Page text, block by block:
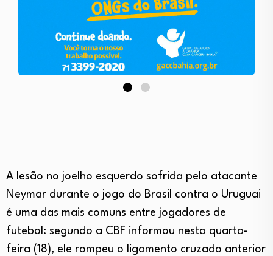
A lesão no joelho esquerdo sofrida pelo atacante
Neymar durante o jogo do Brasil contra o Uruguai
é uma das mais comuns entre jogadores de
futebol: segundo a CBF informou nesta quarta-
feira (18), ele rompeu o ligamento cruzado anterior